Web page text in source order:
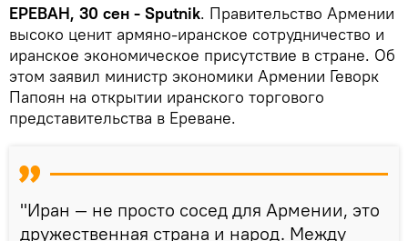
ЕРЕВАН, 30 сен - Sputnik. Правительство Армении
высоко ценит армяно-иранское сотрудничество и
иранское экономическое присутствие в стране. Об
этом заявил министр экономики Армении Геворк
Папоян на открытии иранского торгового
представительства в Ереване.
"Иран — не просто сосед для Армении, это
дружественная страна и народ. Между